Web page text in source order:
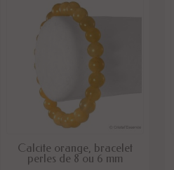
DISPONIBLE
Calcite orange, bracelet
perles de 8 ou 6 mm